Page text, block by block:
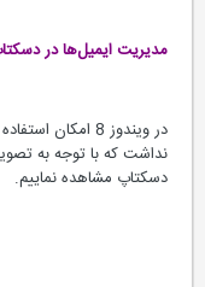
مدیریت ایمیل‌ها در دسکتاپ
در ویندوز 8 امکان
نداشت که با توجه به تصویر
دسکتاپ مشاهده نماییم.